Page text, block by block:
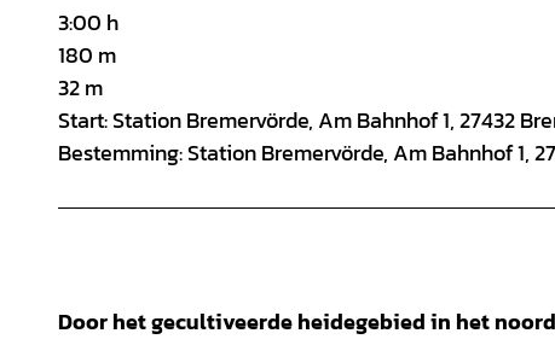
3:00 h
180 m
32 m
Start: Station Bremervörde, Am Bahnhof 1, 27432
Bestemming: Station Bremervörde, Am Bahnhof 1,
Door het gecultiveerde heidegebied in het